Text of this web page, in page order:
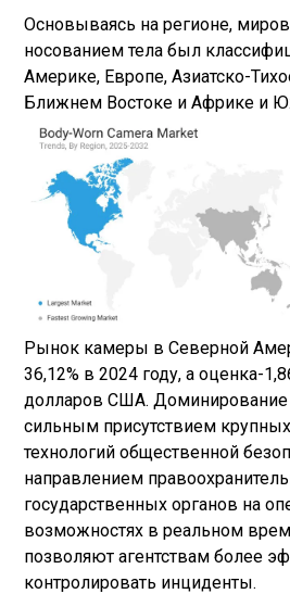
Основываясь на регионе,
носованием тела был
Америке, Европе, Азиатско-
Ближнем Востоке и Африке и
Рынок камеры в Северной
36,12% в 2024 году, а оценка-
долларов США. Доминирование
сильным присутствием
технологий общественной
направлением
государственных органов на
возможностях в реальном
позволяют агентствам более
контролировать инциденты.